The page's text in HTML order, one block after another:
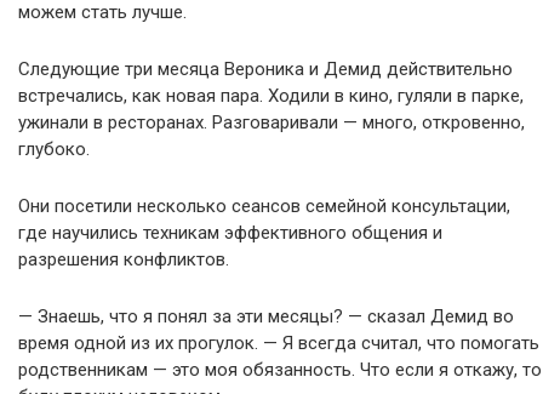
можем стать лучше.
Следующие три месяца Вероника и Демид действительно
встречались, как новая пара. Ходили в кино, гуляли в парке,
ужинали в ресторанах. Разговаривали — много, откровенно,
глубоко.
Они посетили несколько сеансов семейной консультации,
где научились техникам эффективного общения и
разрешения конфликтов.
— Знаешь, что я понял за эти месяцы? — сказал Демид во
время одной из их прогулок. — Я всегда считал, что помогать
родственникам — это моя обязанность. Что если я откажу, то